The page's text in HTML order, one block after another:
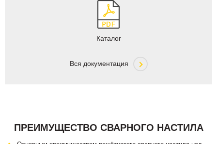
Каталог
Вся документация
ПРЕИМУЩЕСТВО СВАРНОГО НАСТИЛА